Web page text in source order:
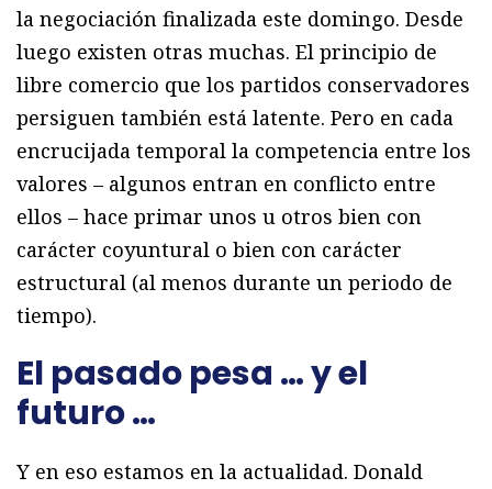
la negociación finalizada este domingo. Desde
luego existen otras muchas. El principio de
libre comercio que los partidos conservadores
persiguen también está latente. Pero en cada
encrucijada temporal la competencia entre los
valores – algunos entran en conflicto entre
ellos – hace primar unos u otros bien con
carácter coyuntural o bien con carácter
estructural (al menos durante un periodo de
tiempo).
El pasado pesa … y el
futuro …
Y en eso estamos en la actualidad. Donald